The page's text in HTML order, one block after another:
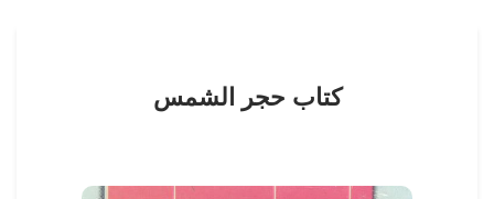
كتاب حجر الشمس